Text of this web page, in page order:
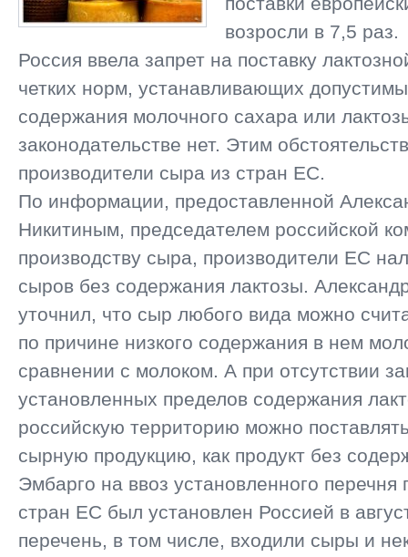
возросли в 7,5 раз.
Россия ввела запрет на поставку
четких норм, устанавливающих
содержания молочного сахара или
законодательстве нет. Этим
производители сыра из стран ЕС.
По информации, предоставленной
Никитиным, председателем российской
производству сыра, производители ЕС
сыров без содержания лактозы.
уточнил, что сыр любого вида можно
по причине низкого содержания в нем
сравнении с молоком. А при отсутствии
установленных пределов содержания
российскую территорию можно
сырную продукцию, как продукт без
Эмбарго на ввоз установленного перечня
стран ЕС был установлен Россией в
перечень, в том числе, входили сыры и